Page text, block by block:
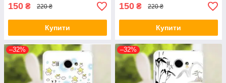
150 ₴ 220 ₴
Купити
150 ₴ 220 ₴
Купити
–32% –32%